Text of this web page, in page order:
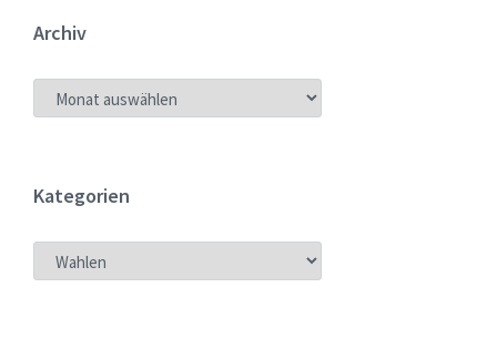
Archiv
ARCHIV
Kategorien
KATEGORIEN